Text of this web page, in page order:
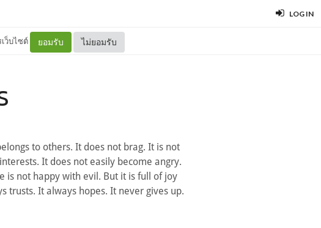
LOG IN
ว็บไซต์ ยอมรับ ไม่ยอมรับ
to others. It does not brag. It is not
It does not easily become angry.
is not happy with evil. But it is full of joy
trusts. It always hopes. It never gives up.